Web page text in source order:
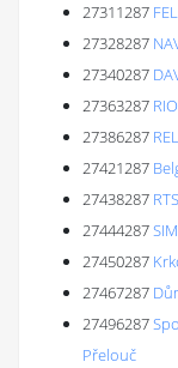
27311287
27328287
27340287
27363287
27386287
27421287
27438287
27444287
27450287
27467287
27496287
Přelouč